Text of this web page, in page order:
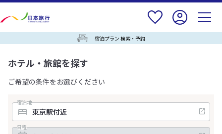
宿泊プラン 検索・予約
ホテル・旅館を探す
ご希望の条件をお選びください
宿泊地
日程